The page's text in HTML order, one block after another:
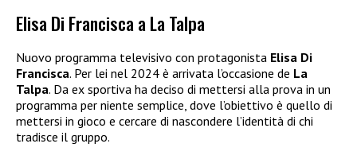
Elisa Di Francisca a La Talpa
Nuovo programma televisivo con protagonista Elisa Di
Francisca. Per lei nel 2024 è arrivata l’occasione de La
Talpa. Da ex sportiva ha deciso di mettersi alla prova in un
programma per niente semplice, dove l’obiettivo è quello di
mettersi in gioco e cercare di nascondere l’identità di chi
tradisce il gruppo.